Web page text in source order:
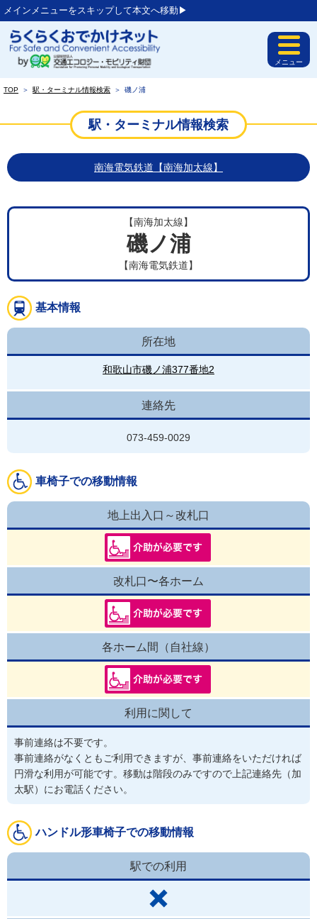
メインメニューをスキップして本文へ移動▶︎
メニュー
TOP ＞ 駅・ターミナル情報検索 ＞ 磯ノ浦
駅・ターミナル情報検索
南海電気鉄道【南海加太線】
【南海加太線】
磯ノ浦
【南海電気鉄道】
基本情報
所在地
和歌山市磯ノ浦377番地2
連絡先
073-459-0029
車椅子での移動情報
地上出入口～改札口
改札口〜各ホーム
各ホーム間（自社線）
利用に関して
事前連絡は不要です。
事前連絡がなくともご利用できますが、事前連絡をいただければ
円滑な利用が可能です。移動は階段のみですので上記連絡先（加
太駅）にお電話ください。
ハンドル形車椅子での移動情報
駅での利用